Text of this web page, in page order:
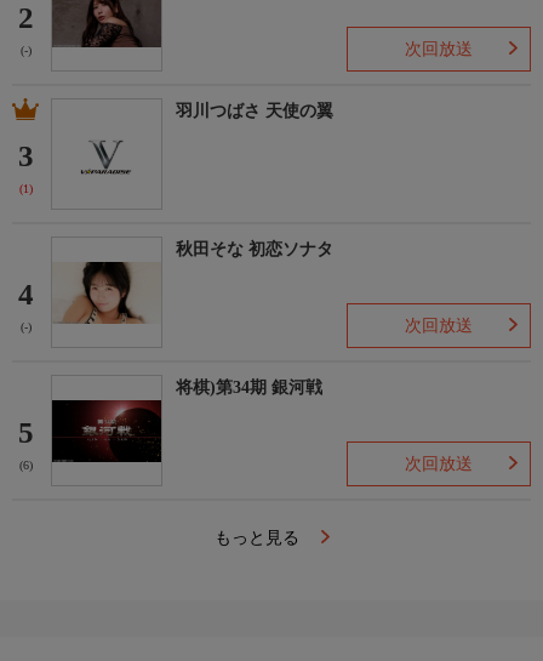
2
(-) 次回放送
3
(1)
羽川つばさ 天使の翼
4
(-)
秋田そな 初恋ソナタ
次回放送
5
(6)
将棋)第34期 銀河戦
次回放送
もっと見る